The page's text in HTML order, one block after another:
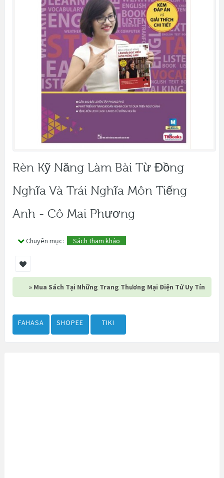
Rèn Kỹ Năng Làm Bài Từ Đồng
Nghĩa Và Trái Nghĩa Môn Tiếng
Anh - Cô Mai Phương
Chuyên mục: Sách tham khảo
» Mua Sách Tại Những Trang Thương Mại Điện Tử Uy Tín
FAHASA SHOPEE TIKI